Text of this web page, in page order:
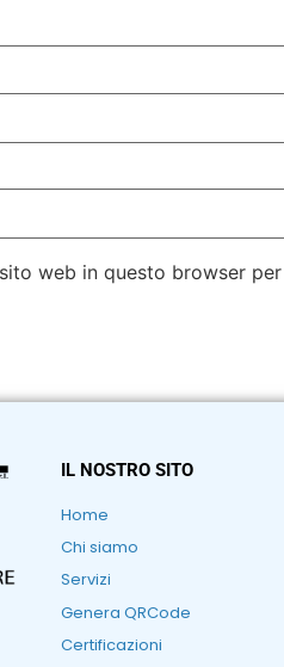
web in questo browser
IL NOSTRO SITO
Home
Chi siamo
Servizi
Genera QRCode
Certificazioni